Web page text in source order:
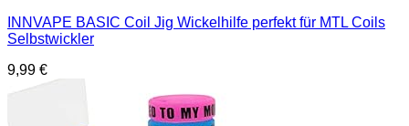
INNVAPE BASIC Coil Jig Wickelhilfe perfekt für MTL Coils
Selbstwickler
9,99 €